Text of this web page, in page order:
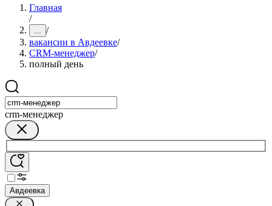
Главная
/
... /
вакансии в Авдеевке/
CRM-менеджер/
полный день
crm-менеджер
Авдеевка